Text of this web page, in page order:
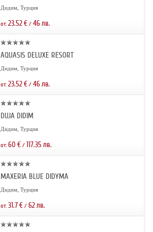
Дидим, Турция
от: 23.52€/ 46лв.
AQUASIS DELUXE RESORT
Дидим, Турция
от: 23.52€/ 46лв.
DUJA DIDIM
Дидим, Турция
от: 60 €/ 117.35 лв.
MAXERIA BLUE DIDYMA
Дидим, Турция
от: 31.7€/ 62лв.